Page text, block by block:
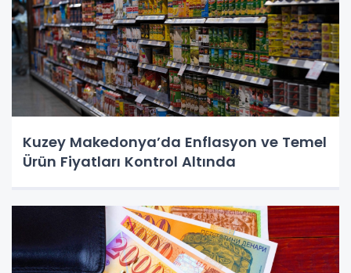
Kuzey Makedonya’da Enflasyon ve Temel
Ürün Fiyatları Kontrol Altında